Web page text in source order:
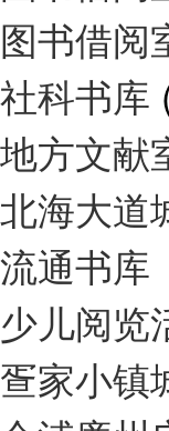
图书借阅
社科书库
地方文献
北海大道
流通书库
少儿阅览
疍家小镇